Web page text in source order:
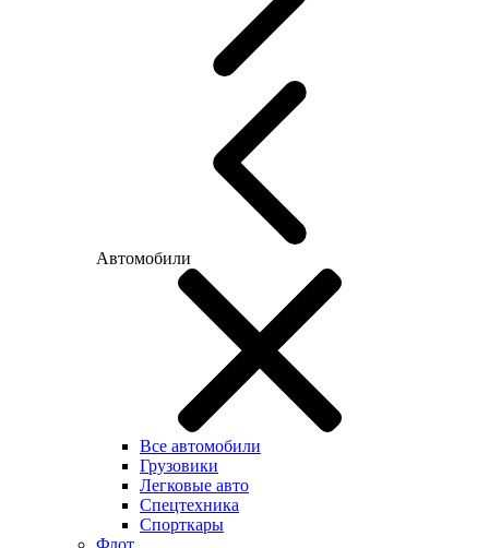
Автомобили
Все автомобили
Грузовики
Легковые авто
Спецтехника
Спорткары
Флот